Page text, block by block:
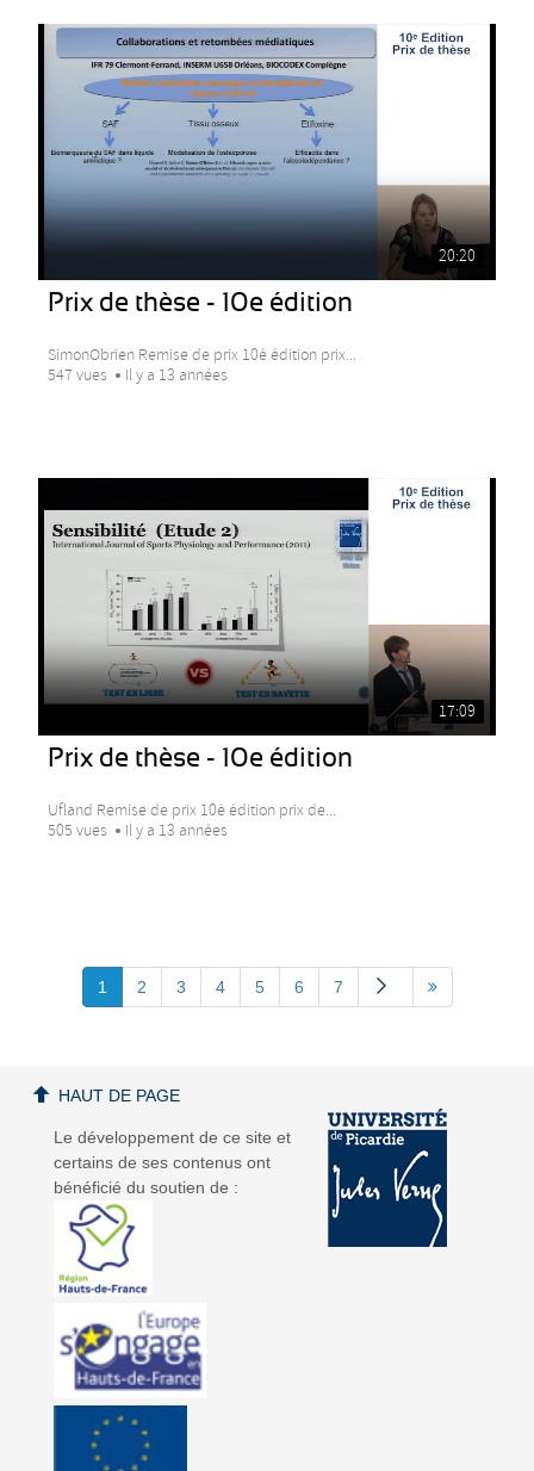
20:20
Prix de thèse - 10e édition
SimonObrien Remise de prix 10è édition prix...
547 vues
Il y a 13 années
17:09
Prix de thèse - 10e édition
Ufland Remise de prix 10è édition prix de...
505 vues
Il y a 13 années
1 2 3 4 5 6 7
Le développement de ce site et
certains de ses contenus ont
bénéficié du soutien de :
HAUT DE PAGE